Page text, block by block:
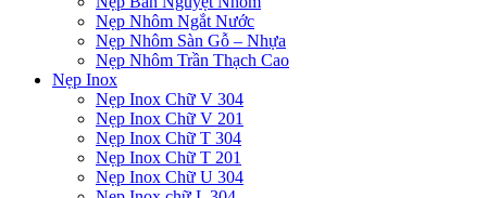
Nẹp Nhôm Ngắt Nước
Nẹp Nhôm Sàn Gỗ – Nhựa
Nẹp Nhôm Trần Thạch Cao
Nẹp Inox
Nẹp Inox Chữ V 304
Nẹp Inox Chữ V 201
Nẹp Inox Chữ T 304
Nẹp Inox Chữ T 201
Nẹp Inox Chữ U 304